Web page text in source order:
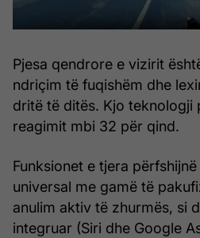
Pjesa qendrore e vizirit
ndriçim të fuqishëm dhe
dritë të ditës. Kjo teknologji
reagimit mbi 32 për qind.
Funksionet e tjera
universal me gamë të
anulim aktiv të zhurmës, si
integruar (Siri dhe Google